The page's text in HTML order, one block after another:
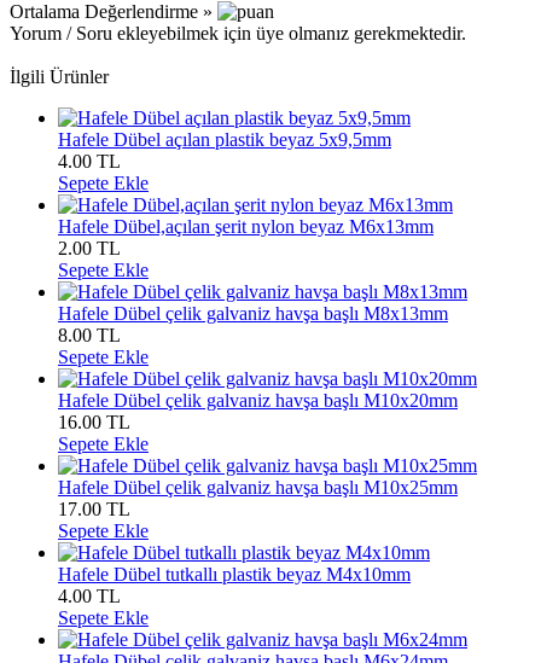
Ortalama Değerlendirme »
Yorum / Soru ekleyebilmek için üye olmanız gerekmektedir.
İlgili Ürünler
Hafele Dübel açılan plastik beyaz 5x9,5mm
4.00 TL
Sepete Ekle
Hafele Dübel,açılan şerit nylon beyaz M6x13mm
2.00 TL
Sepete Ekle
Hafele Dübel çelik galvaniz havşa başlı M8x13mm
8.00 TL
Sepete Ekle
Hafele Dübel çelik galvaniz havşa başlı M10x20mm
16.00 TL
Sepete Ekle
Hafele Dübel çelik galvaniz havşa başlı M10x25mm
17.00 TL
Sepete Ekle
Hafele Dübel tutkallı plastik beyaz M4x10mm
4.00 TL
Sepete Ekle